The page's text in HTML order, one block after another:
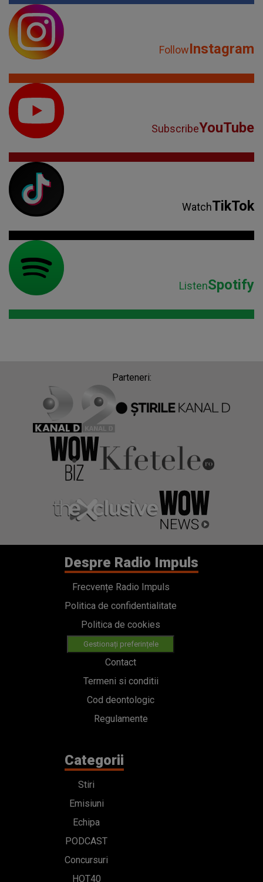
FollowInstagram
SubscribeYouTube
WatchTikTok
ListenSpotify
Parteneri:
Despre Radio Impuls
Frecvențe Radio Impuls
Politica de confidentialitate
Politica de cookies
Gestionați preferințele
Contact
Termeni si conditii
Cod deontologic
Regulamente
Categorii
Stiri
Emisiuni
Echipa
PODCAST
Concursuri
HOT40